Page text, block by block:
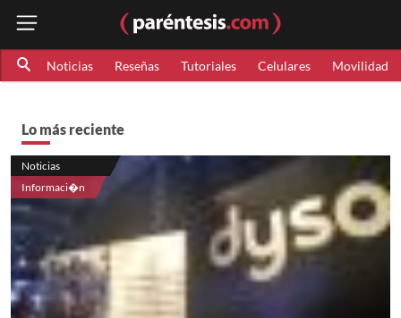
Noticias Reseñas Tutoriales Celulares Movilidad
Lo más reciente
Noticias
Informaci�n